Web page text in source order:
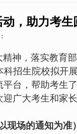
，助力考
神，落实教育
科招生院校拟开
台，帮助考生
广大考生和家长
现场的通知为准）